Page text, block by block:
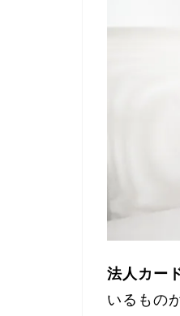
法人カー
いるもの